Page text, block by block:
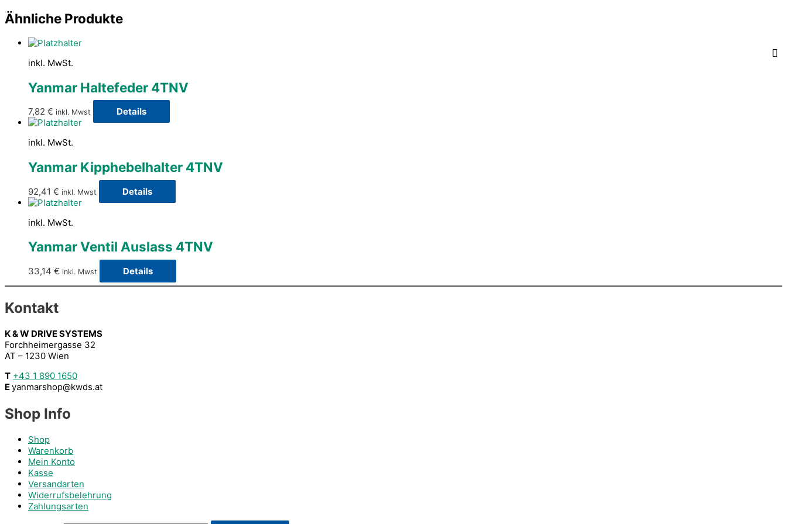
Ähnliche Produkte
inkl. MwSt.
Yanmar Haltefeder 4TNV
7,82 € inkl. Mwst Details
inkl. MwSt.
Yanmar Kipphebelhalter 4TNV
92,41 € inkl. Mwst Details
inkl. MwSt.
Yanmar Ventil Auslass 4TNV
33,14 € inkl. Mwst Details
Kontakt
K & W DRIVE SYSTEMS
Forchheimergasse 32
AT – 1230 Wien
T +43 1 890 1650
Eyanmarshop@kwds.at
Shop Info
Shop
Warenkorb
Mein Konto
Kasse
Versandarten
Widerrufsbelehrung
Zahlungsarten